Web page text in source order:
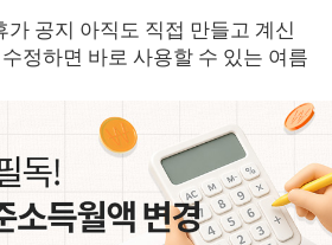
공지 아직도 직접 만들고 계신
정하면 바로 사용할 수 있는 여름